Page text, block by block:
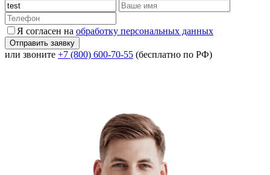
Я согласен на обработку персональных данных
или звоните +7 (800) 600-70-55 (бесплатно по РФ)